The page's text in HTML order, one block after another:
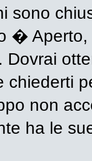
sono
�
Dovrai
chiederti
non
ha le